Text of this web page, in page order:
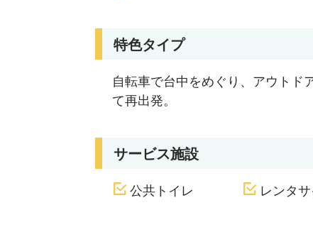
特色タイプ
自転車で台中をめぐり、アウトド
て再出発。
サービス施設
公共トイレ レンタ